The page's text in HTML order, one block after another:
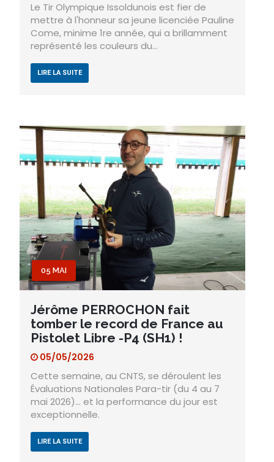
Le Tir Olympique Issoldunois est fier de
mettre à l'honneur sa jeune licenciée Pauline
Come, minime 1re année, qui a brillamment
représenté les couleurs du…
LIRE LA SUITE
05 MAI
Jérôme PERROCHON fait
tomber le record de France au
Pistolet Libre -P4 (SH1) !
05/05/2026
Cette semaine, au CNTS, se déroulent les
Évaluations Nationales Para-tir (du 4 au 7
mai 2026)… et la performance du jour est
exceptionnelle.
LIRE LA SUITE